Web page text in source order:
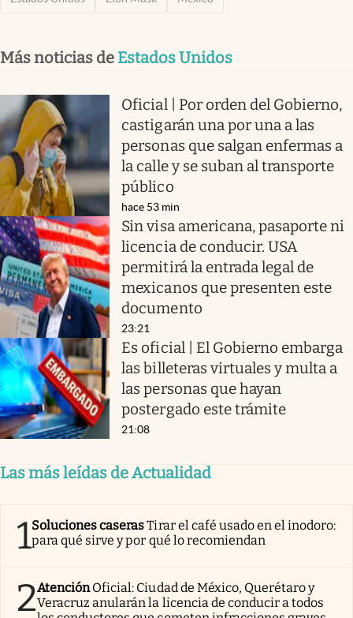
Más noticias de Estados Unidos
Oficial | Por orden del Gobierno,
castigarán una por una a las
personas que salgan enfermas a
la calle y se suban al transporte
público
hace 53 min
Sin visa americana, pasaporte ni
licencia de conducir. USA
permitirá la entrada legal de
mexicanos que presenten este
documento
23:21
Es oficial | El Gobierno embarga
las billeteras virtuales y multa a
las personas que hayan
postergado este trámite
21:08
Las más leídas de Actualidad
1Soluciones caserasTirar el café usado en el inodoro:
para qué sirve y por qué lo recomiendan
2AtenciónOficial: Ciudad de México, Querétaro y
Veracruz anularán la licencia de conducir a todos